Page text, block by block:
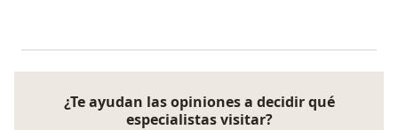
¿Te ayudan las opiniones a decidir qué
especialistas visitar?